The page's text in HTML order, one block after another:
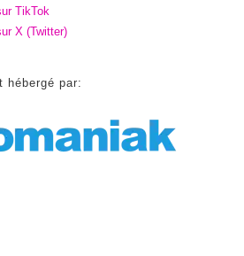
TikTok
X (Twitter)
hébergé par: